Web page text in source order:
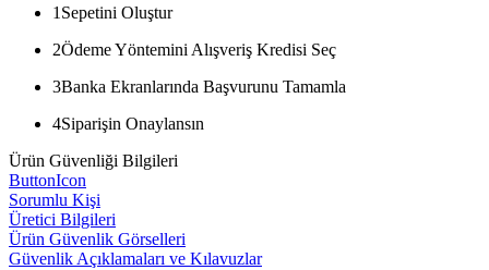
1Sepetini Oluştur
2Ödeme Yöntemini Alışveriş Kredisi Seç
3Banka Ekranlarında Başvurunu Tamamla
4Siparişin Onaylansın
Ürün Güvenliği Bilgileri
ButtonIcon
Sorumlu Kişi
Üretici Bilgileri
Ürün Güvenlik Görselleri
Güvenlik Açıklamaları ve Kılavuzlar